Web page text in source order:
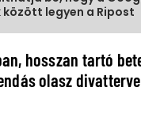
között legyen a Ripost
hosszan tartó
olasz